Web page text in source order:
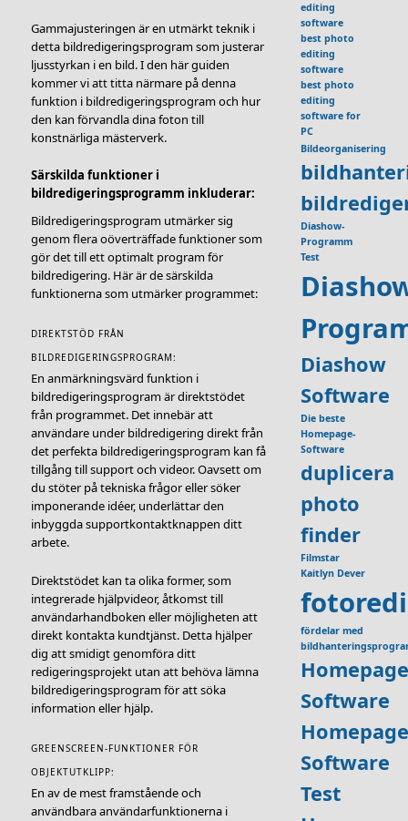
Gammajusteringen är en utmärkt teknik i
detta bildredigeringsprogram som justerar
ljusstyrkan i en bild. I den här guiden
kommer vi att titta närmare på denna
funktion i bildredigeringsprogram och hur
den kan förvandla dina foton till
konstnärliga mästerverk.
Särskilda funktioner i
bildredigeringsprogramm inkluderar:
Bildredigeringsprogram utmärker sig
genom flera oöverträffade funktioner som
gör det till ett optimalt program för
bildredigering. Här är de särskilda
funktionerna som utmärker programmet:
DIREKTSTÖD FRÅN
BILDREDIGERINGSPROGRAM:
En anmärkningsvärd funktion i
bildredigeringsprogram är direktstödet
från programmet. Det innebär att
användare under bildredigering direkt från
det perfekta bildredigeringsprogram kan få
tillgång till support och videor. Oavsett om
du stöter på tekniska frågor eller söker
imponerande idéer, underlättar den
inbyggda supportkontaktknappen ditt
arbete.
Direktstödet kan ta olika former, som
integrerade hjälpvideor, åtkomst till
användarhandboken eller möjligheten att
direkt kontakta kundtjänst. Detta hjälper
dig att smidigt genomföra ditt
redigeringsprojekt utan att behöva lämna
bildredigeringsprogram för att söka
information eller hjälp.
GREENSCREEN-FUNKTIONER FÖR
OBJEKTUTKLIPP:
En av de mest framstående och
användbara användarfunktionerna i
editing
software
best photo
editing
software
best photo
editing
software for
PC
Bildeorganisering
Diashow-
Programm
Test
Diashow
Software
Die beste
Homepage-
Software
duplicera
photo
finder
Filmstar
Kaitlyn Dever
fördelar med
Software
Software
Test